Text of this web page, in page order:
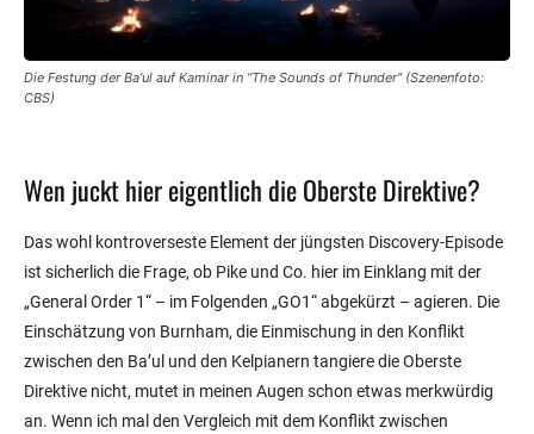
Die Festung der Ba’ul auf Kaminar in “The Sounds of Thunder” (Szenenfoto:
CBS)
Wen juckt hier eigentlich die Oberste Direktive?
Das wohl kontroverseste Element der jüngsten Discovery-Episode
ist sicherlich die Frage, ob Pike und Co. hier im Einklang mit der
„General Order 1“ – im Folgenden „GO1“ abgekürzt – agieren. Die
Einschätzung von Burnham, die Einmischung in den Konflikt
zwischen den Ba’ul und den Kelpianern tangiere die Oberste
Direktive nicht, mutet in meinen Augen schon etwas merkwürdig
an. Wenn ich mal den Vergleich mit dem Konflikt zwischen